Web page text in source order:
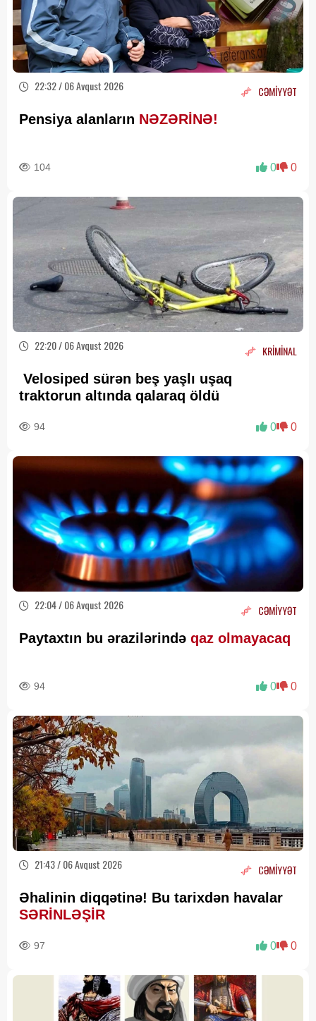
22:32 / 06 Avqust 2026 CƏMİYYƏT
Pensiya alanların NƏZƏRİNƏ!
104 0 0
22:20 / 06 Avqust 2026 KRİMİNAL
Velosiped sürən beş yaşlı uşaq
traktorun altında qalaraq öldü
94 0 0
22:04 / 06 Avqust 2026 CƏMİYYƏT
Paytaxtın bu ərazilərində qaz olmayacaq
94 0 0
21:43 / 06 Avqust 2026 CƏMİYYƏT
Əhalinin diqqətinə! Bu tarixdən havalar
SƏRİNLƏŞİR
97 0 0